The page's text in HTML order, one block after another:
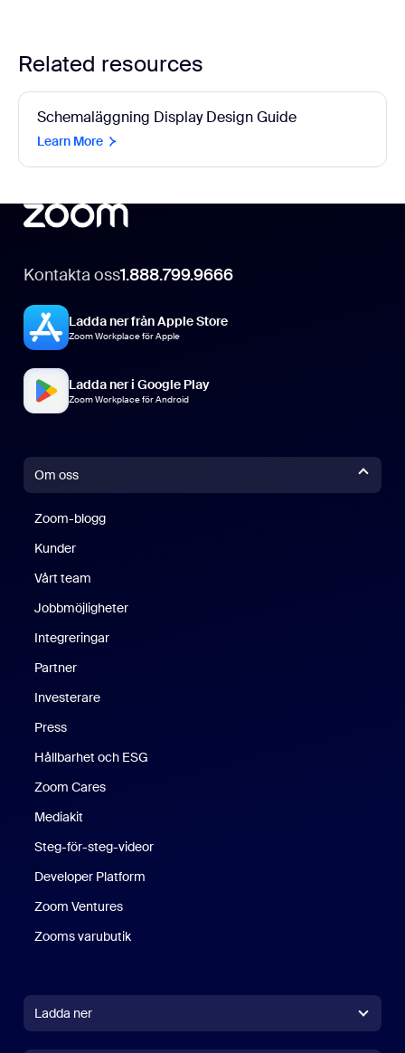
Related resources
Schemaläggning Display Design Guide
Learn More
Kontakta oss1.888.799.9666
Ladda ner från Apple Store
Zoom Workplace för Apple
Ladda ner i Google Play
Zoom Workplace för Android
Om oss
Zoom-blogg
Kunder
Vårt team
Jobbmöjligheter
Integreringar
Partner
Investerare
Press
Hållbarhet och ESG
Zoom Cares
Mediakit
Steg-för-steg-videor
Developer Platform
Zoom Ventures
Zooms varubutik
Ladda ner